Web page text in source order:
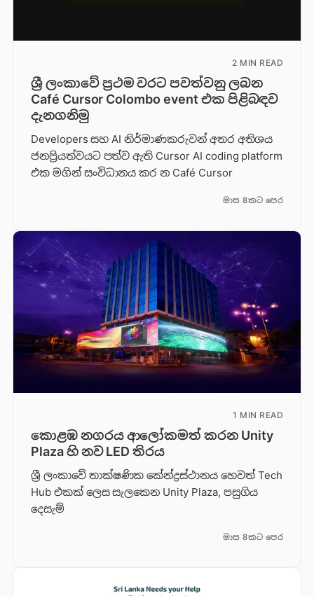
2 MIN READ
ශ්‍රී ලංකාවේ ප්‍රථම වරට පවත්වනු ලබන
Café Cursor Colombo event එක පිළිබඳව
දැනගනිමු
Developers සහ AI නිර්මාණකරුවන් අතර අතිශය
ජනප්‍රියත්වයට පත්ව ඇති Cursor AI coding platform
එක මගින් සංවිධානය කර න Café Cursor
මාස 8කට පෙර
1 MIN READ
කොළඹ නගරය ආලෝකමත් කරන Unity
Plaza හි නව LED තිරය
ශ්‍රී ලංකාවේ තාක්ෂණික කේන්ද්‍රස්ථානය හෙවත් Tech
Hub එකක් ලෙස සැලකෙන Unity Plaza, පසුගිය
දෙසැම්
මාස 8කට පෙර